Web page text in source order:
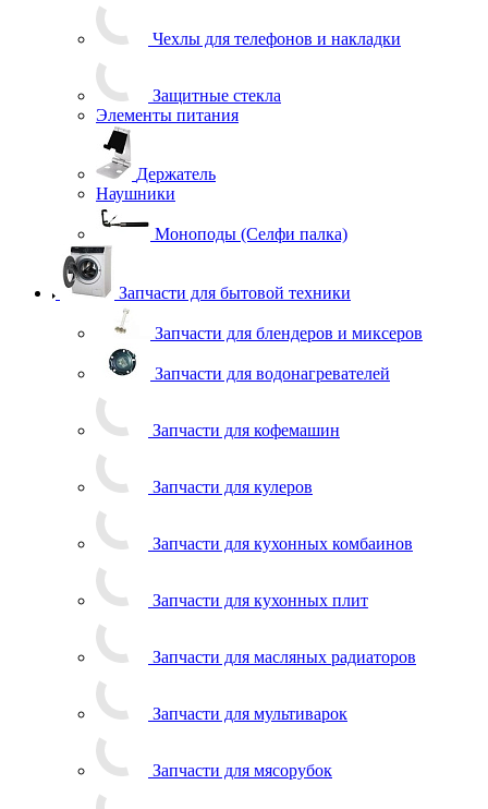
Чехлы для телефонов и накладки
Защитные стекла
Элементы питания
Держатель
Наушники
Моноподы (Селфи палка)
Запчасти для бытовой техники
Запчасти для блендеров и миксеров
Запчасти для водонагревателей
Запчасти для кофемашин
Запчасти для кулеров
Запчасти для кухонных комбаинов
Запчасти для кухонных плит
Запчасти для масляных радиаторов
Запчасти для мультиварок
Запчасти для мясорубок